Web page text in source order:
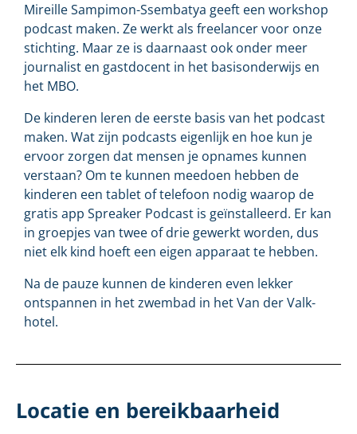
Mireille Sampimon-Ssembatya geeft een workshop
podcast maken. Ze werkt als freelancer voor onze
stichting. Maar ze is daarnaast ook onder meer
journalist en gastdocent in het basisonderwijs en
het MBO.
De kinderen leren de eerste basis van het podcast
maken. Wat zijn podcasts eigenlijk en hoe kun je
ervoor zorgen dat mensen je opnames kunnen
verstaan? Om te kunnen meedoen hebben de
kinderen een tablet of telefoon nodig waarop de
gratis app Spreaker Podcast is geïnstalleerd. Er kan
in groepjes van twee of drie gewerkt worden, dus
niet elk kind hoeft een eigen apparaat te hebben.
Na de pauze kunnen de kinderen even lekker
ontspannen in het zwembad in het Van der Valk-
hotel.
Locatie en bereikbaarheid